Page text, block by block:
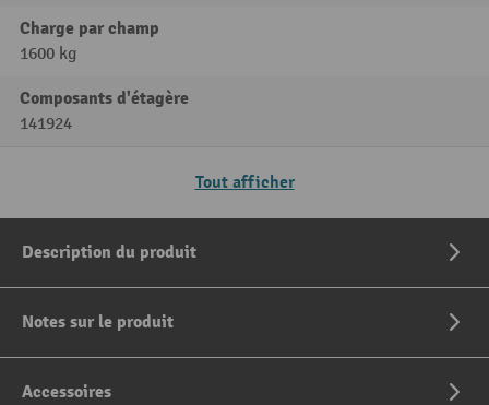
Charge par champ
1600 kg
Composants d'étagère
141924
Tout afficher
Description du produit
Notes sur le produit
Accessoires